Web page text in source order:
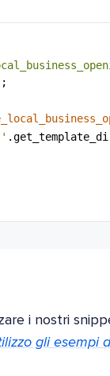
i nostri
gli esempi